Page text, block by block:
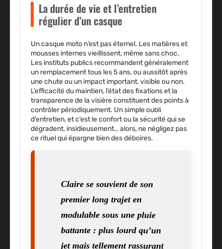
La durée de vie et l’entretien
régulier d’un casque
Un casque moto n’est pas éternel. Les matières et
mousses internes vieillissent, même sans choc.
Les instituts publics recommandent généralement
un remplacement tous les 5 ans, ou aussitôt après
une chute ou un impact important, visible ou non.
L’efficacité du maintien, l’état des fixations et la
transparence de la visière constituent des points à
contrôler périodiquement. Un simple oubli
d’entretien, et c’est le confort ou la sécurité qui se
dégradent, insidieusement… alors, ne négligez pas
ce rituel qui épargne bien des déboires.
Claire se souvient de son
premier long trajet en
modulable sous une pluie
battante : plus lourd qu’un
jet mais tellement rassurant